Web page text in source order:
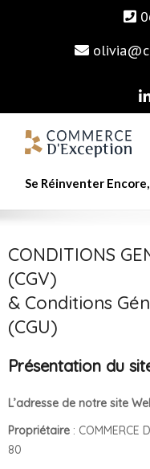
Se Réinventer
CONDITIONS
(CGV)
& Conditions
(CGU)
Présentation du
L’adresse de notre site
Propriétaire : COMMERCE
80